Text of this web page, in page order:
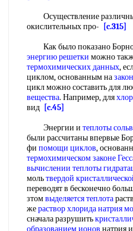
Осуществление
окислительных про-
[c.315]
Как было показано
энергию решетки можно
термохимических данных,
циклом, основанным на
цикл можно составить для
вещества. Например, для
вид [c.45]
Энергии и теплоты
были рассчитаны впервые
фи помощи циклов,
термохимическом законе
вычислении теплоты
мольтвердой
переводят в бесконечно
зтомвыделяется теплота
жераствор хлорида натрия
сначала разрушить
образованием ионов натрия